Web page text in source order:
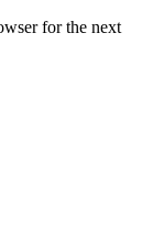
for the next